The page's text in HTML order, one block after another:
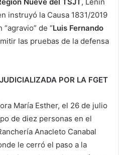
instruyó la Causa 1831/2019
de “Luis Fernando
las pruebas de la defensa
POR LA FGET
María Esther, el 26 de julio
de diez personas en el
Anacleto Canabal
le cerró el paso a la